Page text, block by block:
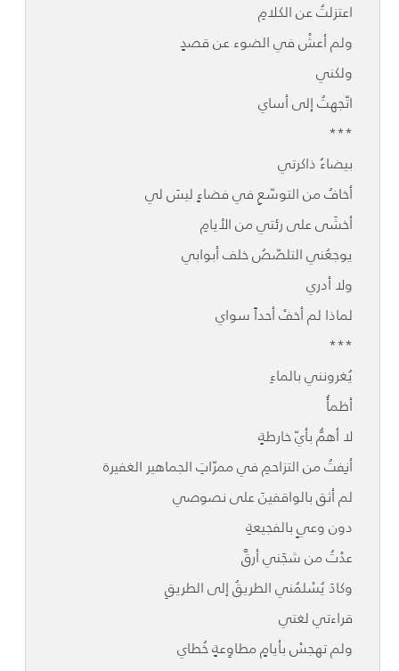
اعتزلتُ عن الكلامِ
ولم أعشْ في الضوء عن قصدٍ
ولكني
اتّجهتُ إلى أساي
***
بيضاءُ ذاكرتي
أخافُ من التوسّعِ في فضاءٍ ليسَ لي
أخشَى على رئتي من الأيامِ
يوجعُني التلصّصُ خلف أبوابي
ولا أدري
لماذا لم أخفْ أحداً سواي
***
يُغرونني بالماءِ
أظمأُ
لا أهمُّ بأيّ خارطةٍ
أنِفتُ من التزاحمِ في ممرّاتِ الجماهير الغفيرة
لم أثق بالواقفينَ على نصوصي
دون وعيٍ بالفجيعةِ
عدْتُ من شجَني أرقَّ
وكادَ يُسْلمُني الطريقُ إلى الطريقِ
قراءتي لغتي
ولم تهجسْ بأيامٍ مطاوِعةٍ خُطاي